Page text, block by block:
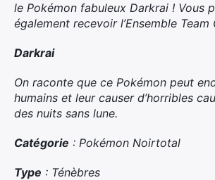
le Pokémon fabuleux Darkrai ! Vous
également recevoir l’Ensemble Team
Darkrai
On raconte que ce Pokémon peut
humains et leur causer d’horribles
des nuits sans lune.​
Catégorie : Pokémon Noirtotal
Type : Ténèbres